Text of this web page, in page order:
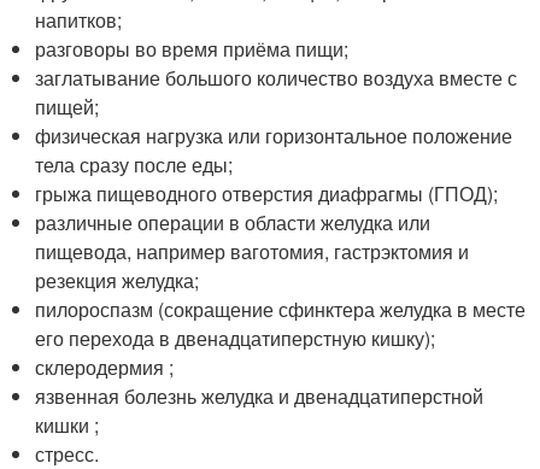
напитков;
разговоры во время приёма пищи;
заглатывание большого количество воздуха вместе с
пищей;
физическая нагрузка или горизонтальное положение
тела сразу после еды;
грыжа пищеводного отверстия диафрагмы (ГПОД);
различные операции в области желудка или
пищевода, например ваготомия, гастрэктомия и
резекция желудка;
пилороспазм (сокращение сфинктера желудка в месте
его перехода в двенадцатиперстную кишку);
склеродермия ;
язвенная болезнь желудка и двенадцатиперстной
кишки ;
стресс.